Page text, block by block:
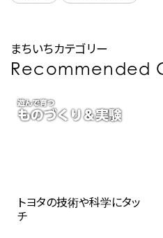
まちいちカテゴリー
Recommended
トヨタの技術や科学にタッ
チ